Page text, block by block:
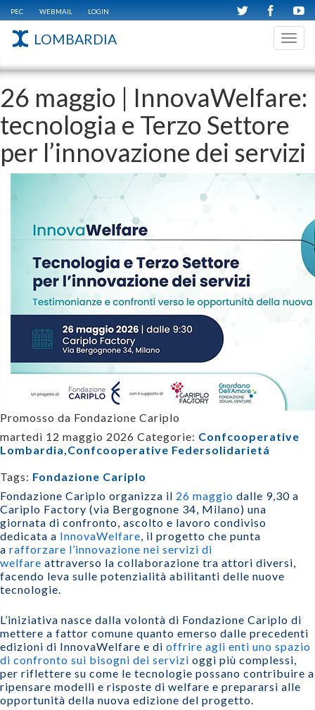
PEC WEBMAIL LOGIN
LOMBARDIA
26 maggio | InnovaWelfare:
tecnologia e Terzo Settore
per l’innovazione dei servizi
Promosso da Fondazione Cariplo
martedì 12 maggio 2026 Categorie: Confcooperative
Lombardia,Confcooperative Federsolidarietá
Tags: Fondazione Cariplo
Fondazione Cariplo organizza il 26 maggio dalle 9,30 a
Cariplo Factory (via Bergognone 34, Milano) una
giornata di confronto, ascolto e lavoro condiviso
dedicata a InnovaWelfare, il progetto che punta
a rafforzare l’innovazione nei servizi di
welfare attraverso la collaborazione tra attori diversi,
facendo leva sulle potenzialità abilitanti delle nuove
tecnologie.
L’iniziativa nasce dalla volontà di Fondazione Cariplo di
mettere a fattor comune quanto emerso dalle precedenti
edizioni di InnovaWelfare e di offrire agli enti uno spazio
di confronto sui bisogni dei servizi oggi più complessi,
per riflettere su come le tecnologie possano contribuire a
ripensare modelli e risposte di welfare e prepararsi alle
opportunità della nuova edizione del progetto.